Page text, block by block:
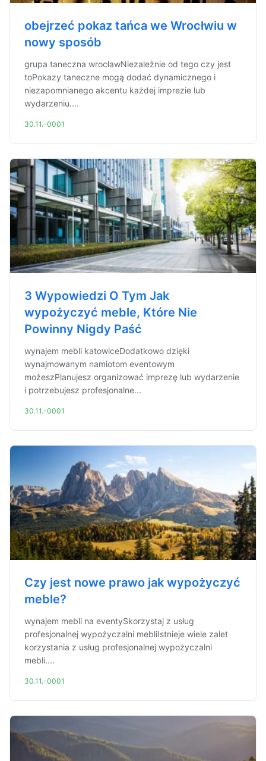
obejrzeć pokaz tańca we Wrocłwiu w
nowy sposób
grupa taneczna wrocławNiezależnie od tego czy jest
toPokazy taneczne mogą dodać dynamicznego i
niezapomnianego akcentu każdej imprezie lub
wydarzeniu....
30.11.-0001
3 Wypowiedzi O Tym Jak
wypożyczyć meble, Które Nie
Powinny Nigdy Paść
wynajem mebli katowiceDodatkowo dzięki
wynajmowanym namiotom eventowym
możeszPlanujesz organizować imprezę lub wydarzenie
i potrzebujesz profesjonalne...
30.11.-0001
Czy jest nowe prawo jak wypożyczyć
meble?
wynajem mebli na eventySkorzystaj z usług
profesjonalnej wypożyczalni mebliIstnieje wiele zalet
korzystania z usług profesjonalnej wypożyczalni
mebli....
30.11.-0001